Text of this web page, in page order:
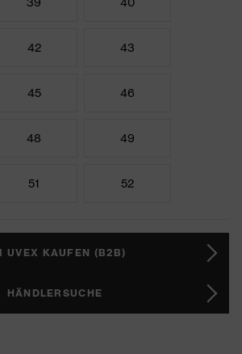
42 43
45 46
48 49
51 52
UVEX KAUFEN (B2B)
HÄNDLERSUCHE